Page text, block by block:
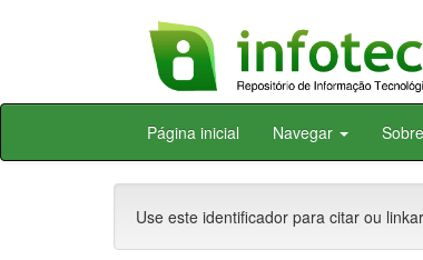
Skip
Página inicial Navegar Sobre
Use este identificador para citar ou